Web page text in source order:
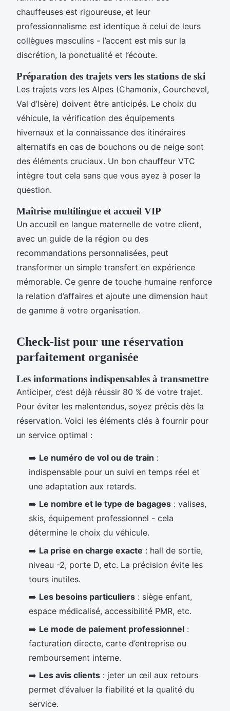
chauffeuses est rigoureuse, et leur
professionnalisme est identique à celui de leurs
collègues masculins - l’accent est mis sur la
discrétion, la ponctualité et l’écoute.
Préparation des trajets vers les stations de ski
Les trajets vers les Alpes (Chamonix, Courchevel,
Val d’Isère) doivent être anticipés. Le choix du
véhicule, la vérification des équipements
hivernaux et la connaissance des itinéraires
alternatifs en cas de bouchons ou de neige sont
des éléments cruciaux. Un bon chauffeur VTC
intègre tout cela sans que vous ayez à poser la
question.
Maîtrise multilingue et accueil VIP
Un accueil en langue maternelle de votre client,
avec un guide de la région ou des
recommandations personnalisées, peut
transformer un simple transfert en expérience
mémorable. Ce genre de touche humaine renforce
la relation d’affaires et ajoute une dimension haut
de gamme à votre organisation.
Check-list pour une réservation
parfaitement organisée
Les informations indispensables à transmettre
Anticiper, c’est déjà réussir 80 % de votre trajet.
Pour éviter les malentendus, soyez précis dès la
réservation. Voici les éléments clés à fournir pour
un service optimal :
➡️ Le numéro de vol ou de train :
indispensable pour un suivi en temps réel et
une adaptation aux retards.
➡️ Le nombre et le type de bagages : valises,
skis, équipement professionnel - cela
détermine le choix du véhicule.
➡️ La prise en charge exacte : hall de sortie,
niveau -2, porte D, etc. La précision évite les
tours inutiles.
➡️ Les besoins particuliers : siège enfant,
espace médicalisé, accessibilité PMR, etc.
➡️ Le mode de paiement professionnel :
facturation directe, carte d’entreprise ou
remboursement interne.
➡️ Les avis clients : jeter un œil aux retours
permet d’évaluer la fiabilité et la qualité du
service.